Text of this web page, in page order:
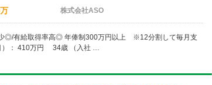
株式会社ASO
少◎/有給取得率高◎ 年俸制300万円以上 ※12分割して毎月支
）： 410万円 34歳 （入社 …